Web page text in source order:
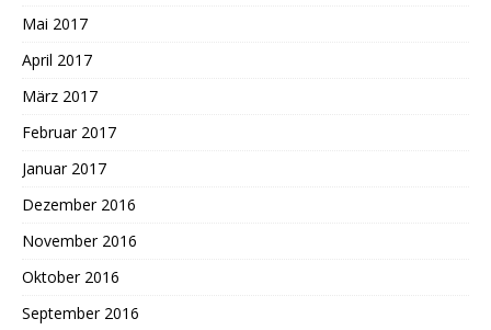
Mai 2017
April 2017
März 2017
Februar 2017
Januar 2017
Dezember 2016
November 2016
Oktober 2016
September 2016